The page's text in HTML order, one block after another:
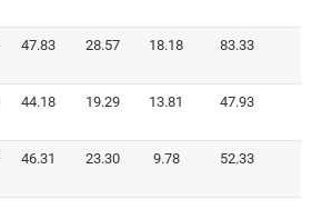
47.83 28.57 18.18 83.33
44.18 19.29 13.81 47.93
46.31 23.30 9.78 52.33